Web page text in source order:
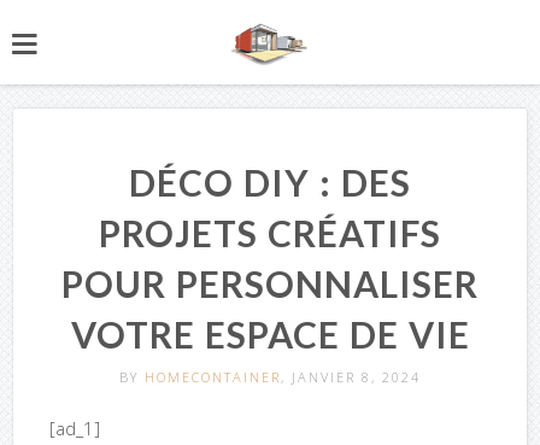
DÉCO DIY : DES
PROJETS CRÉATIFS
POUR PERSONNALISER
VOTRE ESPACE DE VIE
BY HOMECONTAINER , JANVIER 8, 2024
[ad_1]